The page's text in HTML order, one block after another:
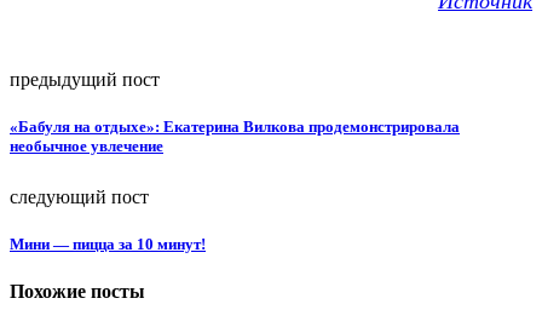
предыдущий пост
«Бабуля на отдыхе»: Екатерина Вилкова продемонстрировала
необычное увлечение
следующий пост
Мини — пицца за 10 минут!
Похожие посты